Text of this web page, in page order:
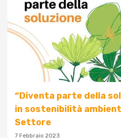
“Diventa parte della
in sostenibilità
Settore
7 Febbraio 2023